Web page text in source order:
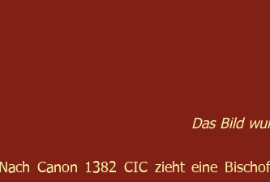
Das Bild
Nach Canon 1382 CIC zieht eine